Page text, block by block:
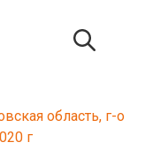
область, г-о
г